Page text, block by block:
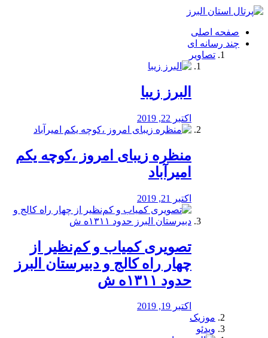
فصد
شرق
تهران
خشکشویی
صفحه اصلی
چند رسانه ای
تصاویر
البرز زیبا
اکتبر 22, 2019
منظره‌‌ زیبای امروز ،کوچه یکم
امیرآباد
اکتبر 21, 2019
️تصویری کمیاب و کم‌نظیر از
چهار راه كالج و دبيرستان البرز
حدود ۱۳۱۱ه ش
اکتبر 19, 2019
موزیک
ویدئو